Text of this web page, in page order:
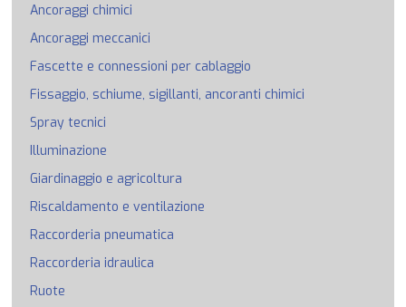
Ancoraggi chimici
Ancoraggi meccanici
Fascette e connessioni per cablaggio
Fissaggio, schiume, sigillanti, ancoranti chimici
Spray tecnici
Illuminazione
Giardinaggio e agricoltura
Riscaldamento e ventilazione
Raccorderia pneumatica
Raccorderia idraulica
Ruote